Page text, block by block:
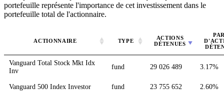
portefeuille représente l'importance de cet investissement dans le
portefeuille total de l'actionnaire.
ACTIONNAIRE TYPE
ACTIONS
DÉTENUES
Vanguard Total Stock Mkt Idx
Inv
fund 29 026 489 3.17%
Vanguard 500 Index Investor fund 23 755 652 2.60%